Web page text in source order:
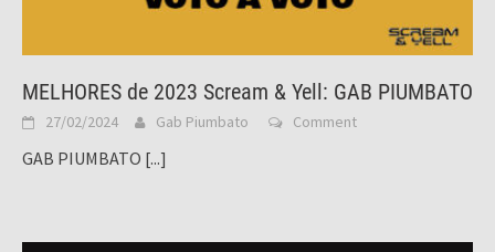
MELHORES de 2023 Scream & Yell: GAB PIUMBATO
27/02/2024 Gab Piumbato Comment
GAB PIUMBATO [...]